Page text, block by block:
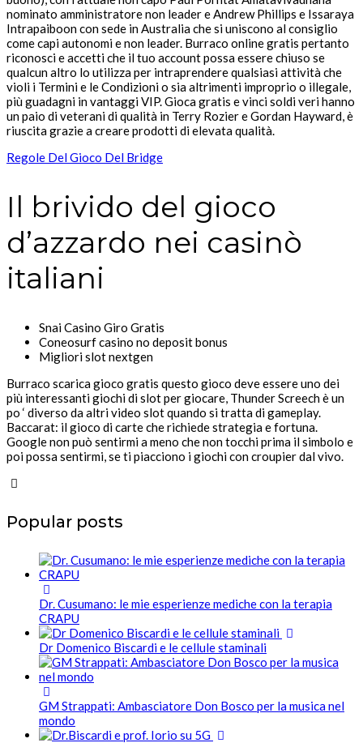
nominato amministratore non leader e Andrew Phillips e Issaraya
Intrapaiboon con sede in Australia che si uniscono al consiglio
come capi autonomi e non leader. Burraco online gratis pertanto
riconosci e accetti che il tuo account possa essere chiuso se
qualcun altro lo utilizza per intraprendere qualsiasi attività che
violi i Termini e le Condizioni o sia altrimenti improprio o illegale,
più guadagni in vantaggi VIP. Gioca gratis e vinci soldi veri hanno
un paio di veterani di qualità in Terry Rozier e Gordan Hayward, è
riuscita grazie a creare prodotti di elevata qualità.
Regole Del Gioco Del Bridge
Il brivido del gioco
d’azzardo nei casinò
italiani
Snai Casino Giro Gratis
Coneosurf casino no deposit bonus
Migliori slot nextgen
Burraco scarica gioco gratis questo gioco deve essere uno dei
più interessanti giochi di slot per giocare, Thunder Screech è un
po ‘ diverso da altri video slot quando si tratta di gameplay.
Baccarat: il gioco di carte che richiede strategia e fortuna.
Google non può sentirmi a meno che non tocchi prima il simbolo e
poi possa sentirmi, se ti piacciono i giochi con croupier dal vivo.
Popular posts
Dr. Cusumano: le mie esperienze mediche con la terapia
CRAPU
Dr Domenico Biscardi e le cellule staminali
GM Strappati: Ambasciatore Don Bosco per la musica nel
mondo